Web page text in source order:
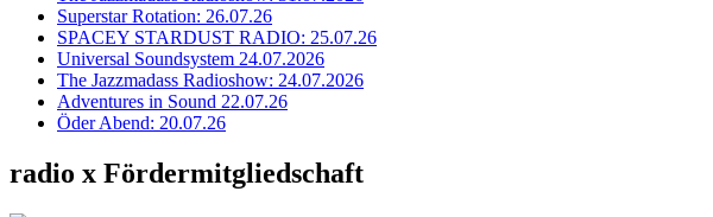
Superstar Rotation: 26.07.26
SPACEY STARDUST RADIO: 25.07.26
Universal Soundsystem 24.07.2026
The Jazzmadass Radioshow: 24.07.2026
Adventures in Sound 22.07.26
Öder Abend: 20.07.26
radio x Fördermitgliedschaft